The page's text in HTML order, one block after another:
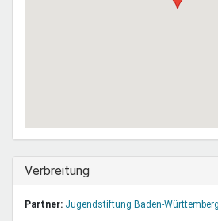
Ausblenden
Verbreitung
Partner: Jugendstiftung Baden-Württemberg